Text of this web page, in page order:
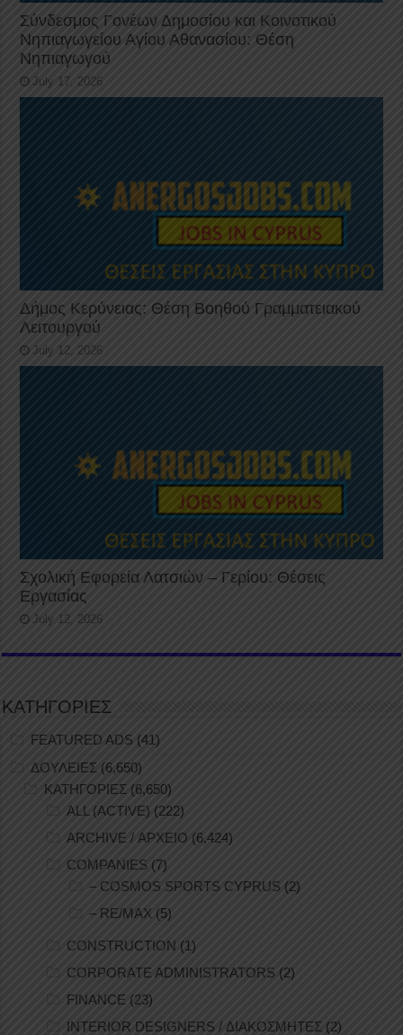
Σύνδεσμος Γονέων Δημοσίου και Κοινοτικού
Νηπιαγωγείου Αγίου Αθανασίου: Θέση
Νηπιαγωγού
July 17, 2026
Δήμος Κερύνειας: Θέση Βοηθού Γραμματειακού
Λειτουργού
July 12, 2026
Σχολική Εφορεία Λατσιών – Γερίου: Θέσεις
Εργασίας
July 12, 2026
ΚΑΤΗΓΟΡΙΕΣ
FEATURED ADS (41)
ΔΟΥΛΕΙΕΣ (6,650)
ΚΑΤΗΓΟΡΙΕΣ (6,650)
ALL (ACTIVE) (222)
ARCHIVE / ΑΡΧΕΙΟ (6,424)
COMPANIES (7)
– COSMOS SPORTS CYPRUS (2)
– RE/MAX (5)
CONSTRUCTION (1)
CORPORATE ADMINISTRATORS (2)
FINANCE (23)
INTERIOR DESIGNERS / ΔΙΑΚΟΣΜΗΤΕΣ (2)